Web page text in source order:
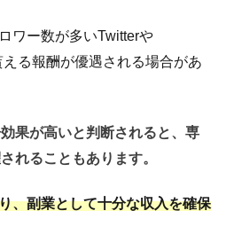
ワー数が多いTwitterや
える報酬が優遇される場合があ
果が高いと判断されると、専
れることもあります。
、副業として十分な収入を確保